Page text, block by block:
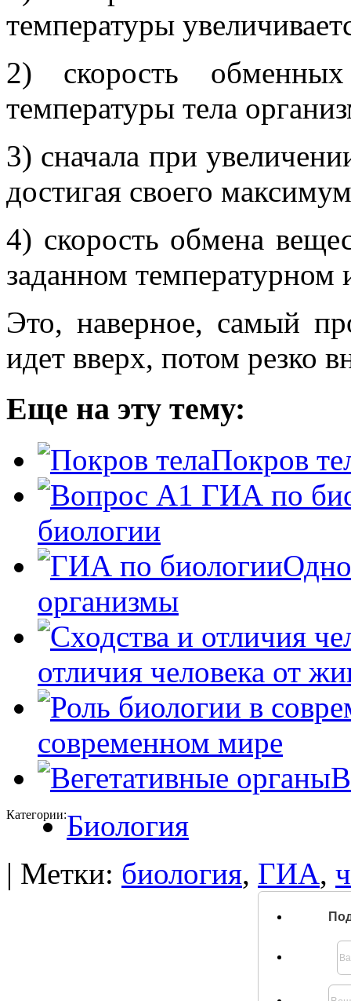
температуры
2) скорость
температуры тела
3) сначала при
достигая своего
4) скорость обмена
заданном температурном
Это, наверное, самый
идет вверх, потом резко
Еще на эту тему:
Покров
биологии
организмы
отличия человека от
современном мире
Категории:Биология
| Метки: биология, ГИА,